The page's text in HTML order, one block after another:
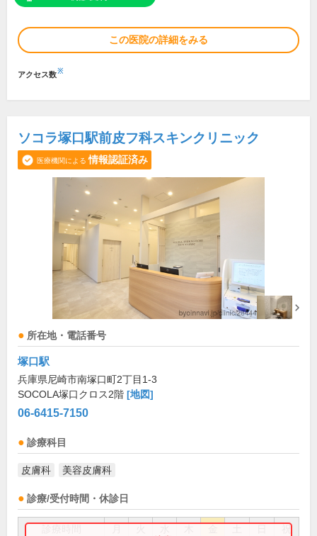
この医院の詳細をみる
アクセス数※
ソコラ塚口駅前皮フ科スキンクリニック
医療機関による 情報認証済み
所在地・電話番号
塚口駅
兵庫県尼崎市南塚口町2丁目1-3
SOCOLA塚口クロス2階 [地図]
06-6415-7150
診療科目
皮膚科 美容皮膚科
診療/受付時間・休診日
祝